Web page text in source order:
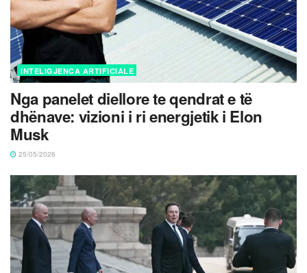
INTELIGJENCA ARTIFICIALE
Nga panelet diellore te qendrat e të
dhënave: vizioni i ri energjetik i Elon
Musk
25/05/2026